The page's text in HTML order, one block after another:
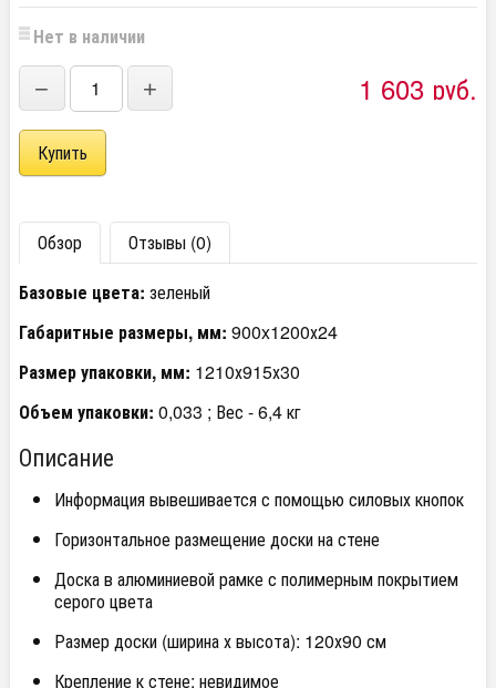
Нет в наличии
− + 1 603 руб.
Обзор
Отзывы (0)
Базовые цвета: зеленый
Габаритные размеры, мм: 900x1200х24
Размер упаковки, мм: 1210х915х30
Объем упаковки: 0,033 ; Вес - 6,4 кг
Описание
Информация вывешивается с помощью силовых кнопок
Горизонтальное размещение доски на стене
Доска в алюминиевой рамке с полимерным покрытием
серого цвета
Размер доски (ширина х высота): 120х90 см
Крепление к стене: невидимое